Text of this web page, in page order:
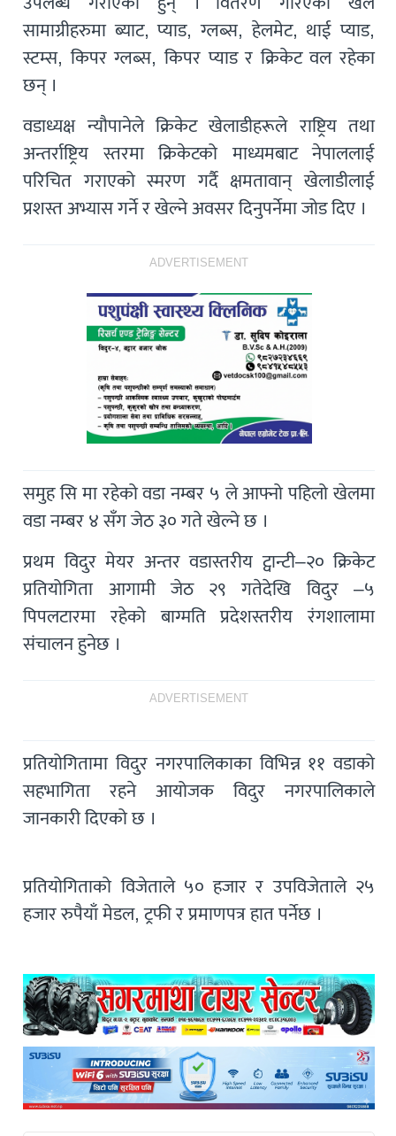
सामाग्रीहरुमा ब्याट, प्याड, ग्लब्स, हेलमेट, थाई प्याड,
स्टम्स, किपर ग्लब्स, किपर प्याड र क्रिकेट वल रहेका
छन् ।
वडाध्यक्ष न्यौपानेले क्रिकेट खेलाडीहरूले राष्ट्रिय तथा
अन्तर्राष्ट्रिय स्तरमा क्रिकेटको माध्यमबाट नेपाललाई
परिचित गराएको स्मरण गर्दै क्षमतावान् खेलाडीलाई
प्रशस्त अभ्यास गर्ने र खेल्ने अवसर दिनुपर्नेमा जोड दिए ।
ADVERTISEMENT
समुह सि मा रहेको वडा नम्बर ५ ले आफ्नो पहिलो खेलमा
वडा नम्बर ४ सँग जेठ ३० गते खेल्ने छ ।
प्रथम विदुर मेयर अन्तर वडास्तरीय ट्वान्टी–२० क्रिकेट
प्रतियोगिता आगामी जेठ २९ गतेदेखि विदुर –५
पिपलटारमा रहेको बाग्मति प्रदेशस्तरीय रंगशालामा
संचालन हुनेछ ।
ADVERTISEMENT
प्रतियोगितामा विदुर नगरपालिकाका विभिन्न ११ वडाको
सहभागिता रहने आयोजक विदुर नगरपालिकाले
जानकारी दिएको छ ।
प्रतियोगिताको विजेताले ५० हजार र उपविजेताले २५
हजार रुपैयाँ मेडल, ट्रफी र प्रमाणपत्र हात पर्नेछ ।